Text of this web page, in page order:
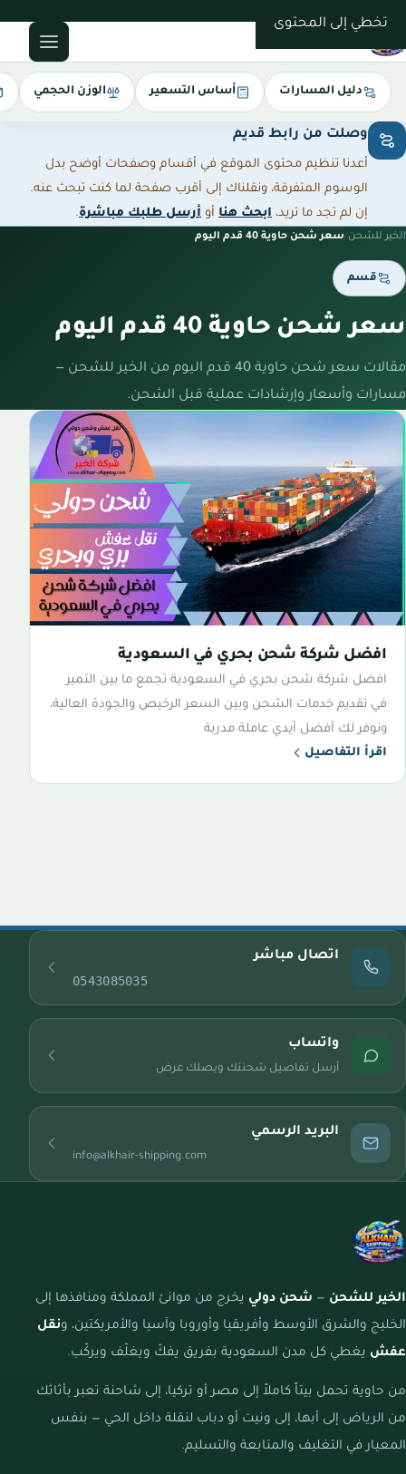
تخطي إلى المحتوى
دليل المسارات أساس التسعير الوزن الحجمي
وصلت من رابط قديم
أعدنا تنظيم محتوى الموقع في أقسام وصفحات أوضح بدل
الوسوم المتفرقة، ونقلناك إلى أقرب صفحة لما كنت تبحث عنه.
إن لم تجد ما تريد، ابحث هنا أو أرسل طلبك مباشرة.
الخير للشحن/سعر شحن حاوية 40 قدم اليوم
قسم
سعر شحن حاوية 40 قدم اليوم
مقالات سعر شحن حاوية 40 قدم اليوم من الخير للشحن —
مسارات وأسعار وإرشادات عملية قبل الشحن.
افضل شركة شحن بحري في السعودية
افضل شركة شحن بحري في السعودية تجمع ما بين التميز
في تقديم خدمات الشحن وبين السعر الرخيص والجودة العالية،
ونوفر لك أفضل أيدي عاملة مدربة
اقرأ التفاصيل
اتصال مباشر
0543085035
واتساب
أرسل تفاصيل شحنتك ويصلك عرض
البريد الرسمي
info@alkhair-shipping.com
الخير للشحن — شحن دولي يخرج من موانئ المملكة ومنافذها إلى
الخليج والشرق الأوسط وأفريقيا وأوروبا وآسيا والأمريكتين، ونقل
عفش يغطي كل مدن السعودية بفريق يفكّ ويغلّف ويركّب.
من حاوية تحمل بيتاً كاملاً إلى مصر أو تركيا، إلى شاحنة تعبر بأثاثك
من الرياض إلى أبها، إلى ونيت أو دباب لنقلة داخل الحي — بنفس
المعيار في التغليف والمتابعة والتسليم.